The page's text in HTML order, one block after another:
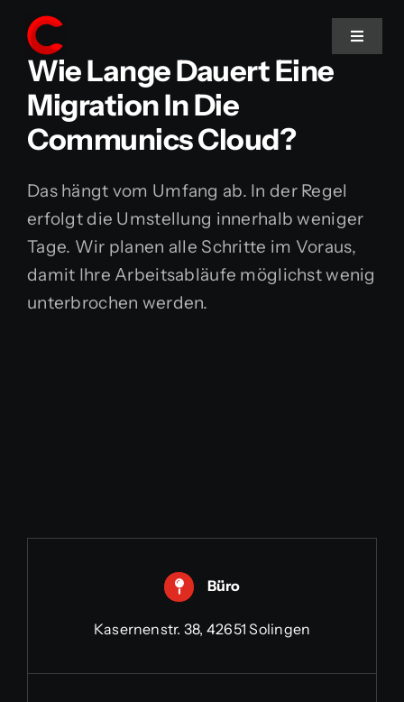
content
Toggle
Home
Wie Lange Dauert Eine
Migration In Die
Communics Cloud?
Das hängt vom Umfang ab. In der Regel
erfolgt die Umstellung innerhalb weniger
Tage. Wir planen alle Schritte im Voraus,
damit Ihre Arbeitsabläufe möglichst wenig
unterbrochen werden.
Büro
Kasernenstr. 38, 42651 Solingen